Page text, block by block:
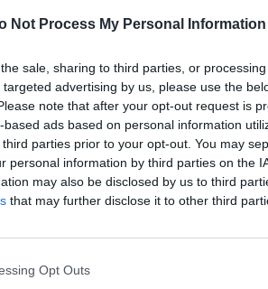
Not Process My Personal Information
sale, sharing to third parties, or
advertising by us, please use the
note that after your opt-out request is
ads based on personal information
parties prior to your opt-out. You may
personal information by third parties on the
may also be disclosed by us to third
that may further disclose it to other third
Opt Outs
821 261 főre nőtt a beazonosított